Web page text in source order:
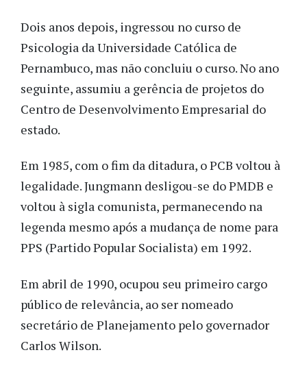
Dois anos depois, ingressou no curso de
Psicologia da Universidade Católica de
Pernambuco, mas não concluiu o curso. No ano
seguinte, assumiu a gerência de projetos do
Centro de Desenvolvimento Empresarial do
estado.
Em 1985, com o fim da ditadura, o PCB voltou à
legalidade. Jungmann desligou-se do PMDB e
voltou à sigla comunista, permanecendo na
legenda mesmo após a mudança de nome para
PPS (Partido Popular Socialista) em 1992.
Em abril de 1990, ocupou seu primeiro cargo
público de relevância, ao ser nomeado
secretário de Planejamento pelo governador
Carlos Wilson.